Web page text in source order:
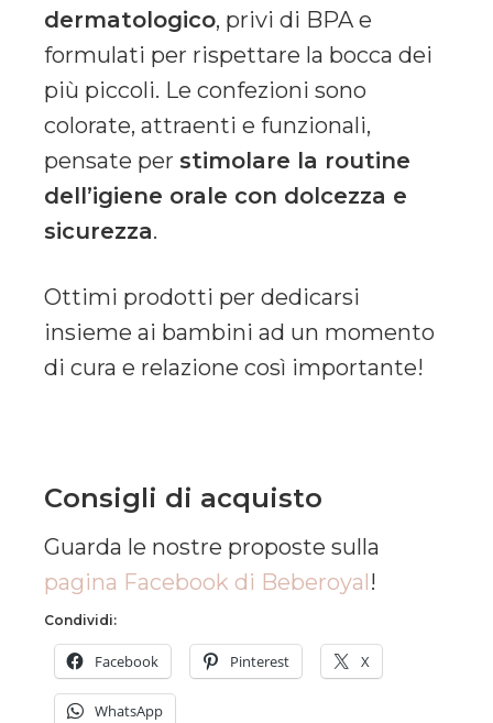
dermatologico, privi di BPA e
formulati per rispettare la bocca dei
più piccoli. Le confezioni sono
colorate, attraenti e funzionali,
pensate per stimolare la routine
dell’igiene orale con dolcezza e
sicurezza.
Ottimi prodotti per dedicarsi
insieme ai bambini ad un momento
di cura e relazione così importante!
Consigli di acquisto
Guarda le nostre proposte sulla
pagina Facebook di Beberoyal!
Condividi:
Facebook Pinterest X
WhatsApp